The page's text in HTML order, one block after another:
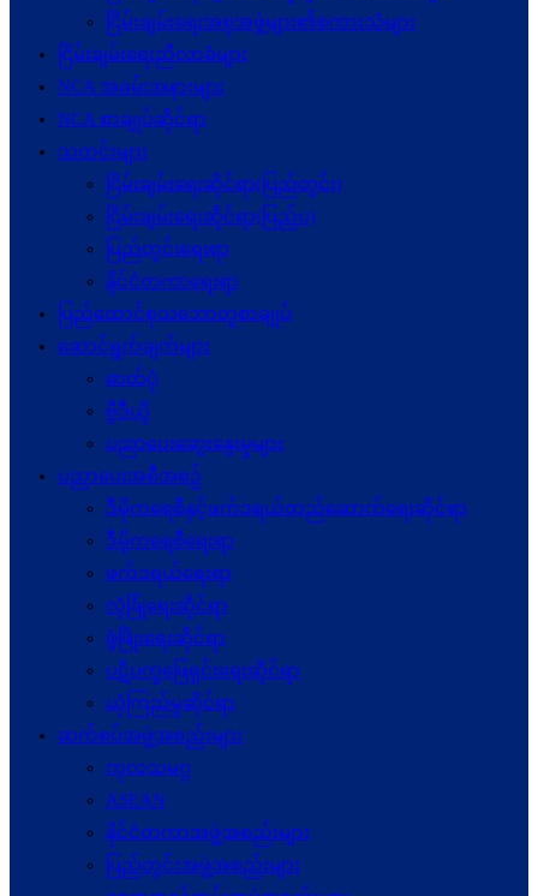
ငြိမ်းချမ်းရေးအစုအဖွဲ့များ၏စကားသံများ
ငြိမ်းချမ်းရေးညီလာခံများ
NCA အခမ်းအနားများ
NCA စာချုပ်ဆိုင်ရာ
သတင်းများ
ငြိမ်းချမ်းရေးဆိုင်ရာ(ပြည်တွင်း)
ငြိမ်းချမ်းရေးဆိုင်ရာ(ပြည်ပ)
ပြည်တွင်းရေးရာ
နိုင်ငံတကာရေးရာ
ပြည်ထောင်စုသဘောတူစာချုပ်
ဆောင်ရွက်ချက်များ
ဓာတ်ပုံ
ဗွီဒီယို
ပညာပေးဆွေးနွေးမှုများ
ပညာပေးအစီအစဉ်
ဒီမိုကရေစီနှင့်ဖက်ဒရယ်တည်ဆောက်ရေးဆိုင်ရာ
ဒီမိုကရေစီရေးရာ
ဖက်ဒရယ်ရေးရာ
လုံခြုံရေးဆိုင်ရာ
ဖွံဖြိုးရေးဆိုင်ရာ
ပဋိပက္ခ‌ဖြေရှင်းရေးဆိုင်ရာ
ယုံကြည်မှုဆိုင်ရာ
ဆက်စပ်အဖွဲ့အစည်းများ
ကုလသမဂ္ဂ
ASEAN
နိုင်ငံတကာအဖွဲ့အစည်းများ
ပြည်တွင်းအဖွဲ့အစည်းများ